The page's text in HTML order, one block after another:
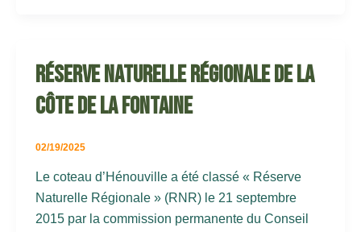
Réserve Naturelle Régionale de la
Côte de la Fontaine
02/19/2025
Le coteau d’Hénouville a été classé « Réserve
Naturelle Régionale » (RNR) le 21 septembre
2015 par la commission permanente du Conseil